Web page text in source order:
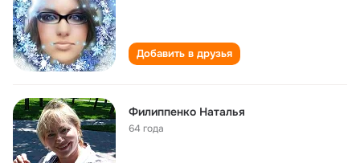
Добавить в друзья
Филиппенко Наталья
64 года